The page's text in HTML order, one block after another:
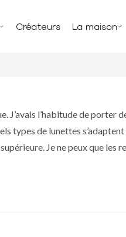
Créateurs La maison
J’avais l’habitude de
types de lunettes
Je ne peux que les